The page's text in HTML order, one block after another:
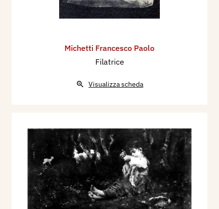
Michetti Francesco Paolo
Filatrice
Visualizza scheda